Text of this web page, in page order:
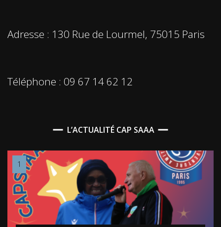
Adresse : 130 Rue de Lourmel, 75015 Paris
Téléphone : 09 67 14 62 12
L’ACTUALITÉ CAP SAAA